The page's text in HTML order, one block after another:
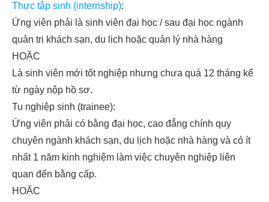
Thực tập sinh (internship):
Ứng viên phải là sinh viên đại học / sau đại học ngành
quản trị khách sạn, du lịch hoặc quản lý nhà hàng
HOẶC
Là sinh viên mới tốt nghiệp nhưng chưa quá 12 tháng kể
từ ngày nộp hồ sơ.
Tu nghiệp sinh (trainee):
Ứng viên phải có bằng đại học, cao đẳng chính quy
chuyên ngành khách sạn, du lịch hoặc nhà hàng và có ít
nhất 1 năm kinh nghiệm làm việc chuyên nghiệp liên
quan đến bằng cấp.
HOẶC